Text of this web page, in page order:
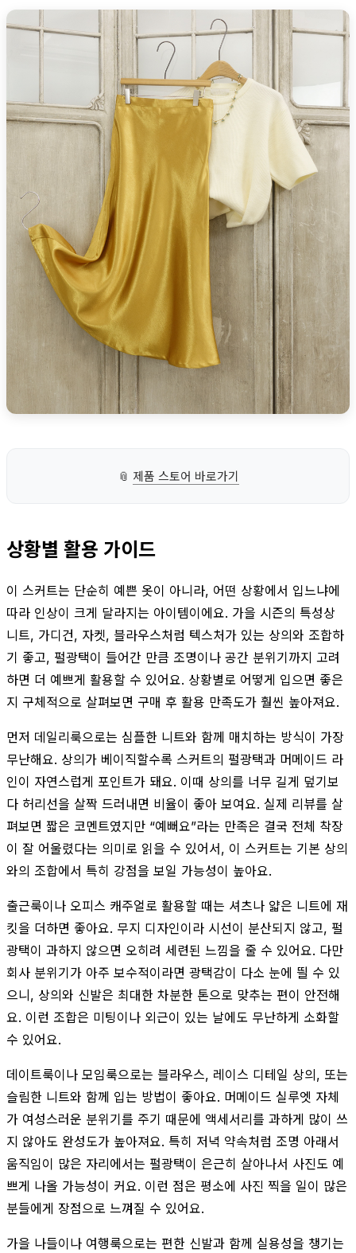
📎 제품 스토어 바로가기
상황별 활용 가이드
이 스커트는 단순히 예쁜 옷이 아니라, 어떤 상황에서 입느냐에
따라 인상이 크게 달라지는 아이템이에요. 가을 시즌의 특성상
니트, 가디건, 자켓, 블라우스처럼 텍스처가 있는 상의와 조합하
기 좋고, 펄광택이 들어간 만큼 조명이나 공간 분위기까지 고려
하면 더 예쁘게 활용할 수 있어요. 상황별로 어떻게 입으면 좋은
지 구체적으로 살펴보면 구매 후 활용 만족도가 훨씬 높아져요.
먼저 데일리룩으로는 심플한 니트와 함께 매치하는 방식이 가장
무난해요. 상의가 베이직할수록 스커트의 펄광택과 머메이드 라
인이 자연스럽게 포인트가 돼요. 이때 상의를 너무 길게 덮기보
다 허리선을 살짝 드러내면 비율이 좋아 보여요. 실제 리뷰를 살
펴보면 짧은 코멘트였지만 “예뻐요”라는 만족은 결국 전체 착장
이 잘 어울렸다는 의미로 읽을 수 있어서, 이 스커트는 기본 상의
와의 조합에서 특히 강점을 보일 가능성이 높아요.
출근룩이나 오피스 캐주얼로 활용할 때는 셔츠나 얇은 니트에 재
킷을 더하면 좋아요. 무지 디자인이라 시선이 분산되지 않고, 펄
광택이 과하지 않으면 오히려 세련된 느낌을 줄 수 있어요. 다만
회사 분위기가 아주 보수적이라면 광택감이 다소 눈에 띌 수 있
으니, 상의와 신발은 최대한 차분한 톤으로 맞추는 편이 안전해
요. 이런 조합은 미팅이나 외근이 있는 날에도 무난하게 소화할
수 있어요.
데이트룩이나 모임룩으로는 블라우스, 레이스 디테일 상의, 또는
슬림한 니트와 함께 입는 방법이 좋아요. 머메이드 실루엣 자체
가 여성스러운 분위기를 주기 때문에 액세서리를 과하게 많이 쓰
지 않아도 완성도가 높아져요. 특히 저녁 약속처럼 조명 아래서
움직임이 많은 자리에서는 펄광택이 은근히 살아나서 사진도 예
쁘게 나올 가능성이 커요. 이런 점은 평소에 사진 찍을 일이 많은
분들에게 장점으로 느껴질 수 있어요.
가을 나들이나 여행룩으로는 편한 신발과 함께 실용성을 챙기는